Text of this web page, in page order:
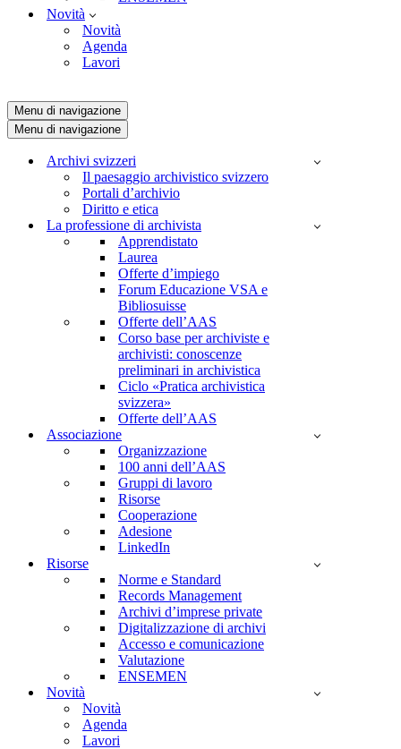
Novità
Novità
Agenda
Lavori
Menu di navigazione
Menu di navigazione
Archivi svizzeri
Il paesaggio archivistico svizzero
Portali d’archivio
Diritto e etica
La professione di archivista
Apprendistato
Laurea
Offerte d’impiego
Forum Educazione VSA e
Bibliosuisse
Offerte dell’AAS
Corso base per archiviste e
archivisti: conoscenze
preliminari in archivistica
Ciclo «Pratica archivistica
svizzera»
Offerte dell’AAS
Associazione
Organizzazione
100 anni dell’AAS
Gruppi di lavoro
Risorse
Cooperazione
Adesione
LinkedIn
Risorse
Norme e Standard
Records Management
Archivi d’imprese private
Digitalizzazione di archivi
Accesso e comunicazione
Valutazione
ENSEMEN
Novità
Novità
Agenda
Lavori